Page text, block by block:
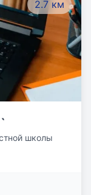
2.7 км
школы